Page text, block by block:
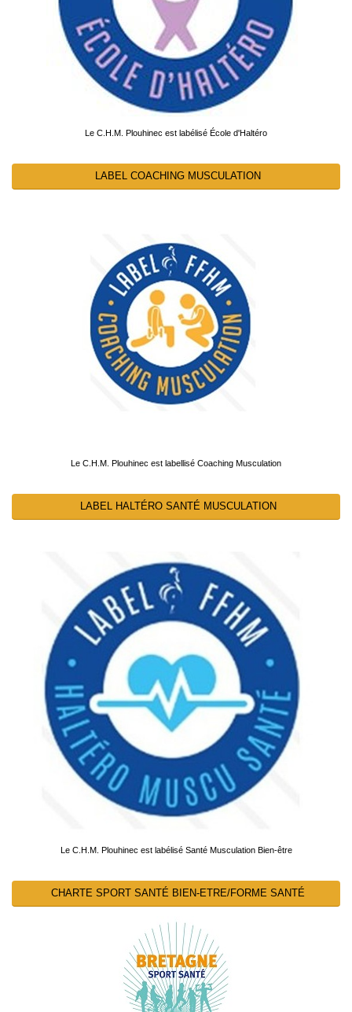
Le C.H.M. Plouhinec est labélisé École d'Haltéro
LABEL COACHING MUSCULATION
Le C.H.M. Plouhinec est labellisé Coaching Musculation
LABEL HALTÉRO SANTÉ MUSCULATION
Le C.H.M. Plouhinec est labélisé Santé Musculation Bien-être
CHARTE SPORT SANTÉ BIEN-ETRE/FORME SANTÉ